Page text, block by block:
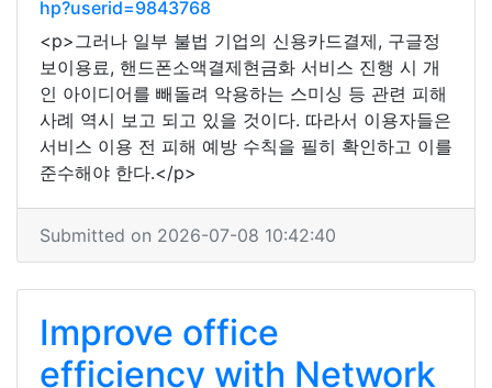
hp?userid=9843768
<p>그러나 일부 불법 기업의 신용카드결제, 구글정
보이용료, 핸드폰소액결제현금화 서비스 진행 시 개
인 아이디어를 빼돌려 악용하는 스미싱 등 관련 피해
사례 역시 보고 되고 있을 것이다. 따라서 이용자들은
서비스 이용 전 피해 예방 수칙을 필히 확인하고 이를
준수해야 한다.</p>
Submitted on 2026-07-08 10:42:40
Improve office
efficiency with Network